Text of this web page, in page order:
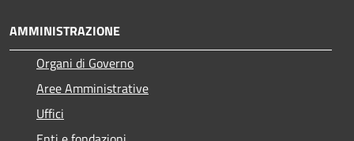
AMMINISTRAZIONE
Organi di Governo
Aree Amministrative
Uffici